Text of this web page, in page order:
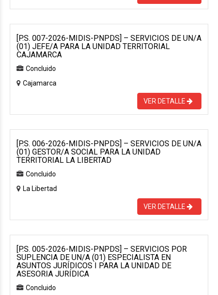
[P.S. 007-2026-MIDIS-PNPDS] – SERVICIOS DE UN/A
(01) JEFE/A PARA LA UNIDAD TERRITORIAL
CAJAMARCA
Concluido
Cajamarca
VER DETALLE
[P.S. 006-2026-MIDIS-PNPDS] – SERVICIOS DE UN/A
(01) GESTOR/A SOCIAL PARA LA UNIDAD
TERRITORIAL LA LIBERTAD
Concluido
La Libertad
VER DETALLE
[P.S. 005-2026-MIDIS-PNPDS] – SERVICIOS POR
SUPLENCIA DE UN/A (01) ESPECIALISTA EN
ASUNTOS JURÍDICOS I PARA LA UNIDAD DE
ASESORIA JURÍDICA
Concluido